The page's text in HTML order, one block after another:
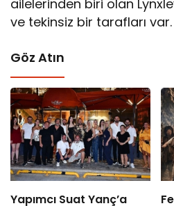
ailelerinden biri olan
ve tekinsiz bir tarafları var.
Göz Atın
Yapımcı Suat Yanç’a